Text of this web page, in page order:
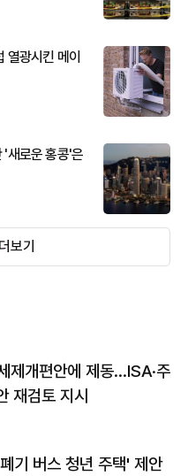
열광시킨 메이
'새로운 홍콩'은
더보기
제개편안에 제동…ISA·주
재검토 지시
기 버스 청년 주택' 제안